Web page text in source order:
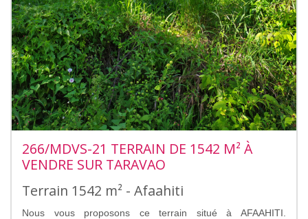
266/MDVS-21 TERRAIN DE 1542 M² À
VENDRE SUR TARAVAO
Terrain 1542 m² - Afaahiti
Nous vous proposons ce terrain situé à AFAAHITI.